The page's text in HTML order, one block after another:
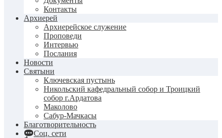
Контакты
Архиерей
Архиерейское служение
Проповеди
Интервью
Послания
Новости
Святыни
Ключевская пустынь
Никольский кафедральный собор и Троицкий
собор г.Ардатова
Маколово
Сабур-Мачкасы
Благотворительность
Соц. сети